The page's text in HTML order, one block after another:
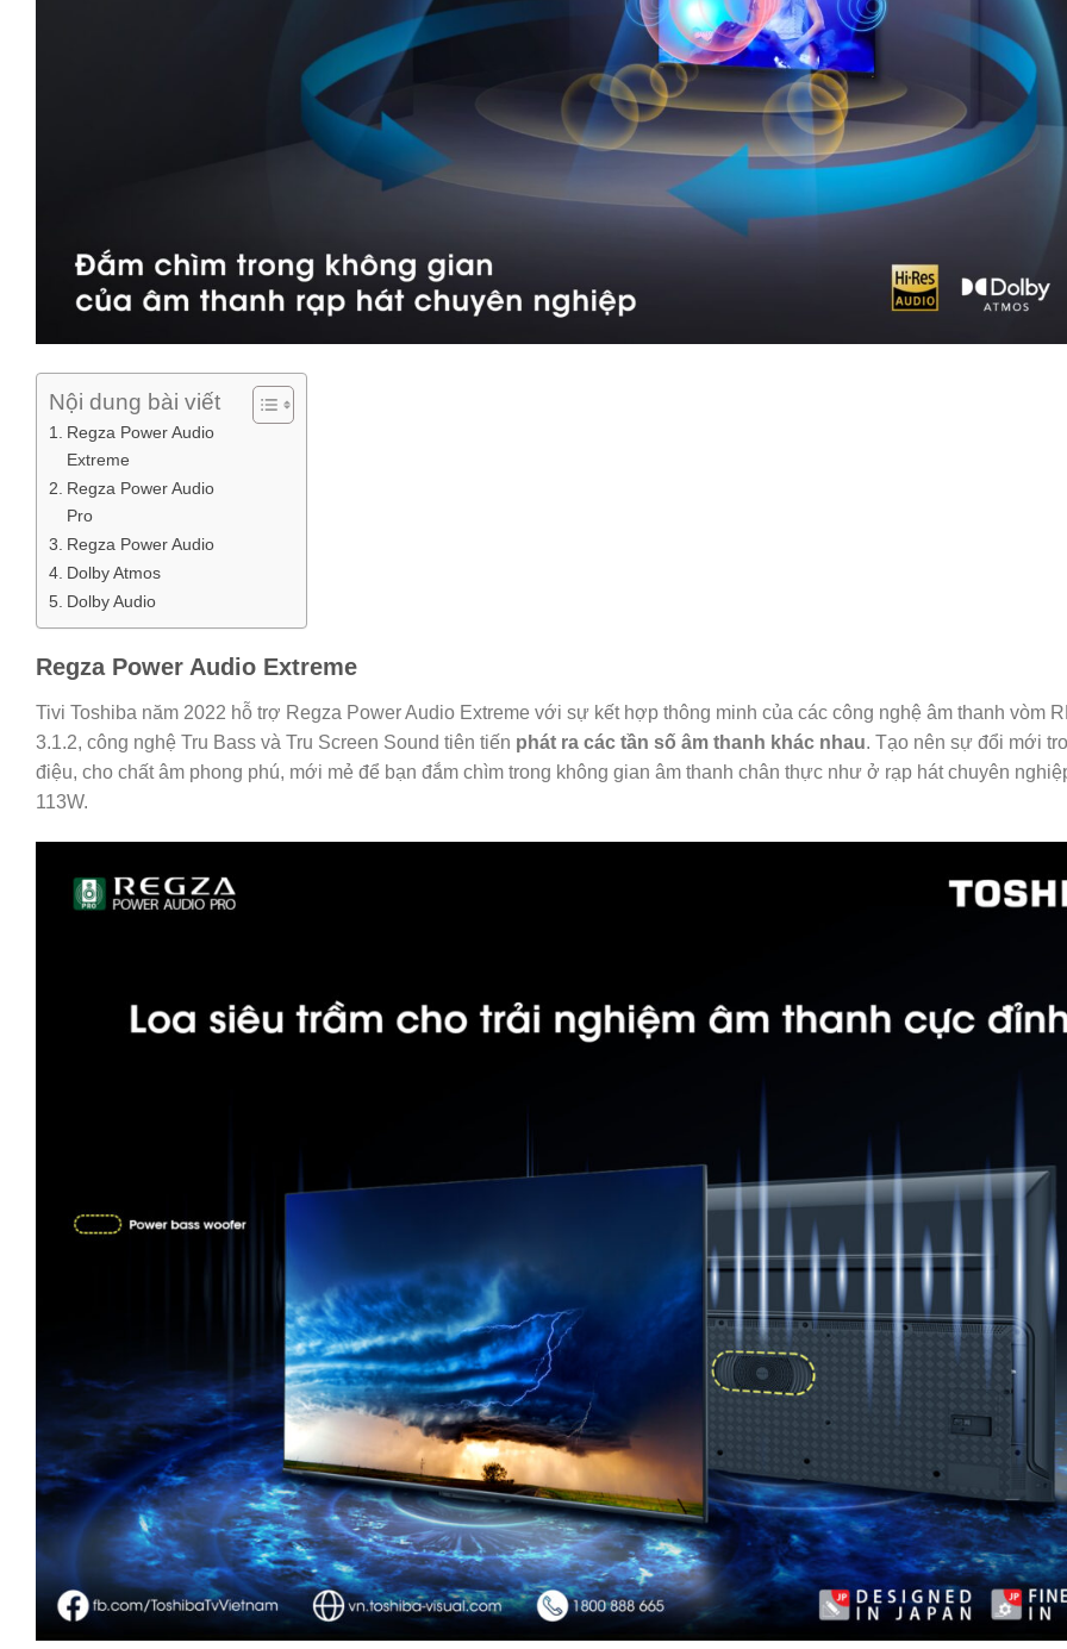
Nội dung bài viết
Regza Power Audio
Extreme
Regza Power Audio
Pro
Regza Power Audio
Dolby Atmos
Dolby Audio
Regza Power Audio Extreme
Tivi Toshiba năm 2022 hỗ trợ Regza Power Audio Extreme với sự kết hợp thông minh của các công nghệ âm thanh vòm
3.1.2, công nghệ Tru Bass và Tru Screen Sound tiên tiến phát ra các tần số âm thanh khác nhau. Tạo nên sự đổi mới
điệu, cho chất âm phong phú, mới mẻ để bạn đắm chìm trong không gian âm thanh chân thực như ở rạp hát chuyên
113W.